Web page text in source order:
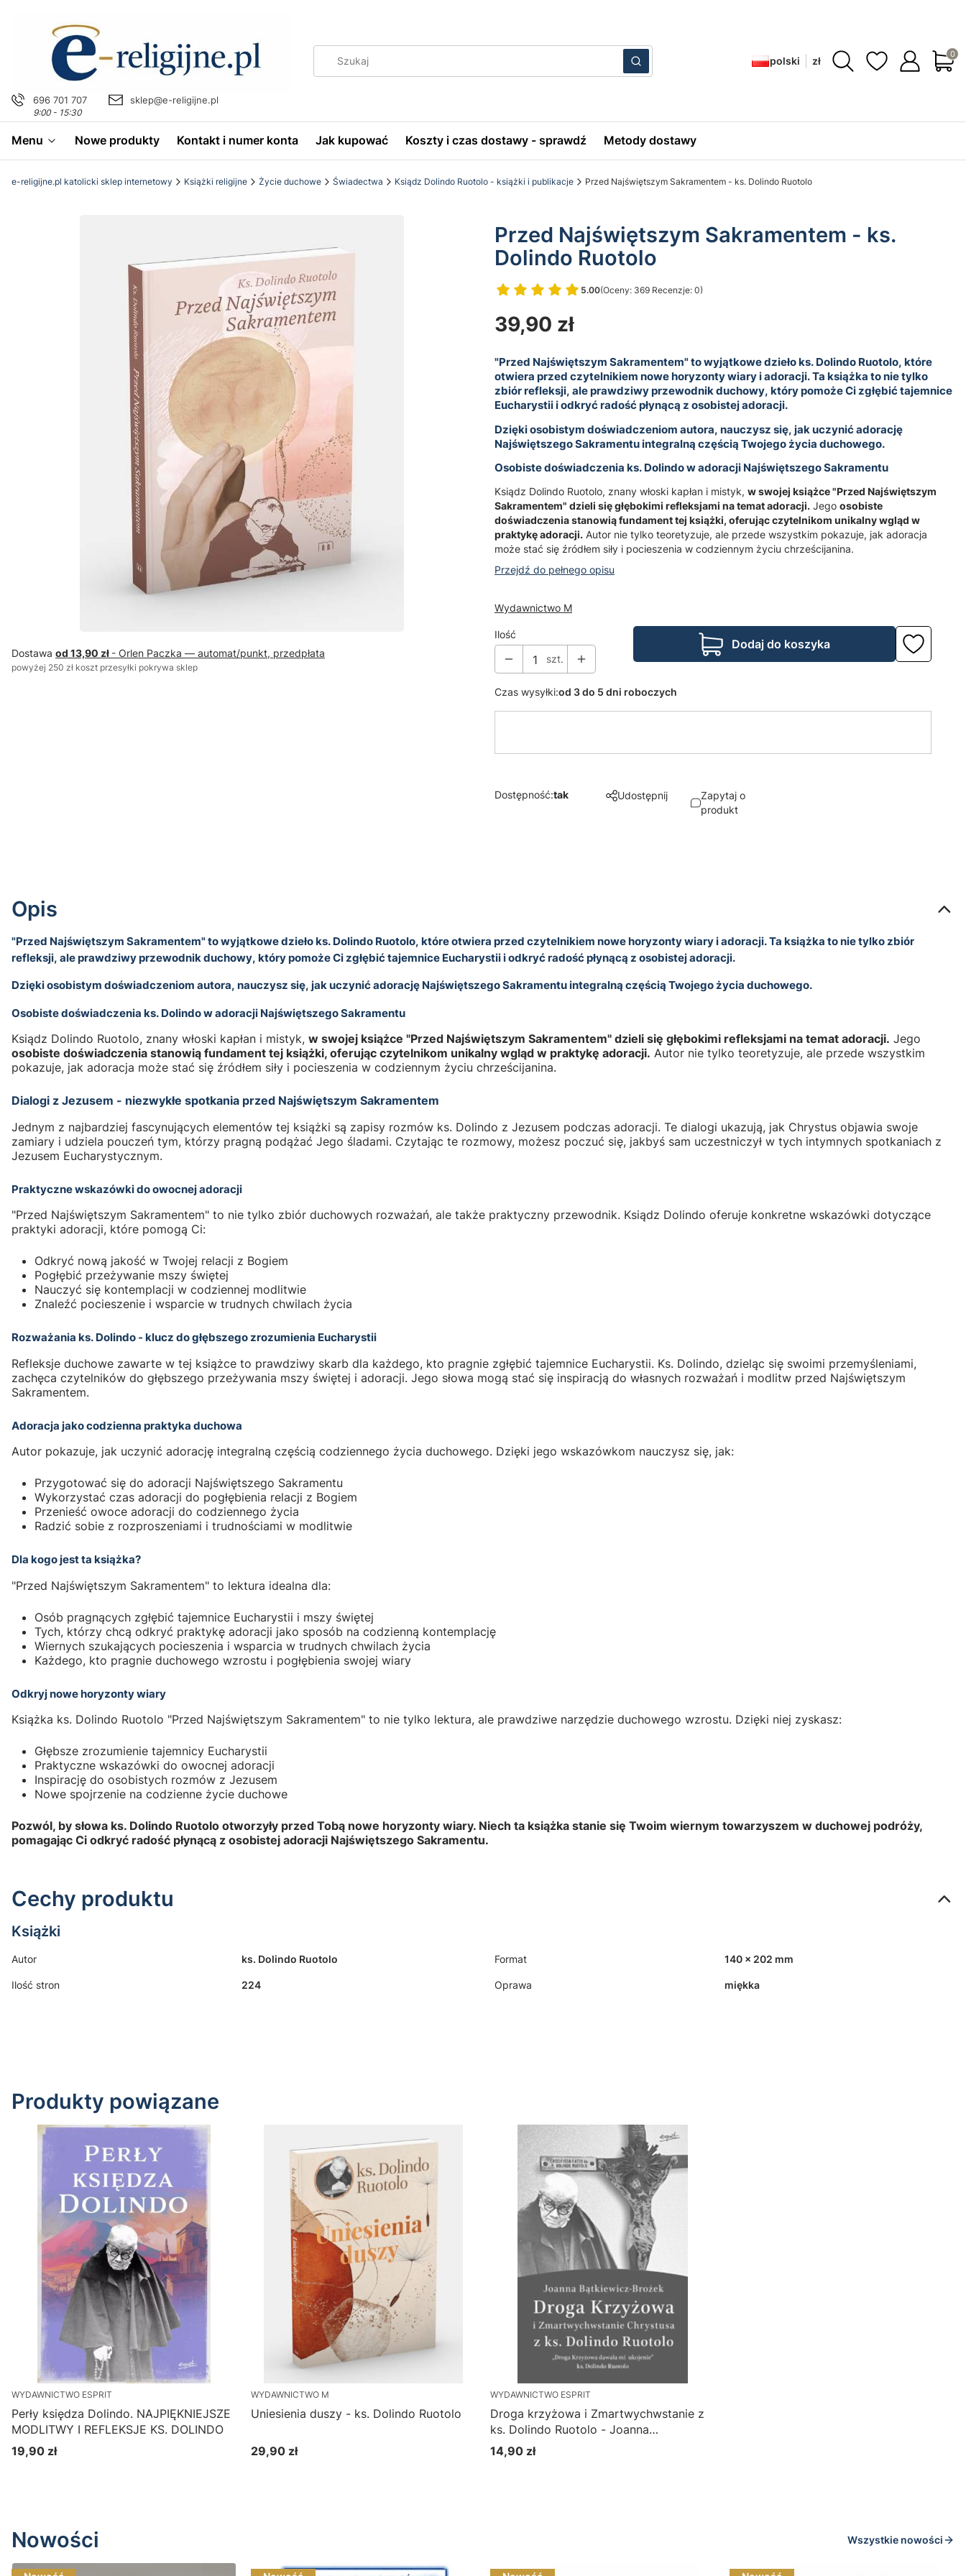
696 701 707
9:00 - 15:30
sklep@e-religijne.pl
WyczyśćSzukaj polski zł
Menu Nowe produkty Kontakt i numer konta Jak kupować Koszty i czas dostawy - sprawdź Metody dostawy
e-religijne.pl katolicki sklep internetowy Książki religijne Życie duchowe Świadectwa Ksiądz Dolindo Ruotolo - książki i publikacje Przed Najświętszym Sakramentem - ks. Dolindo Ruotolo
Dostawa od 13,90 zł - Orlen Paczka — automat/punkt, przedpłata
powyżej 250 zł koszt przesyłki pokrywa sklep
Przed Najświętszym Sakramentem - ks.
Dolindo Ruotolo
5.00(Oceny: 369 Recenzje: 0)
Przejdź do sekcji Opinie
Cena
39,90 zł
"Przed Najświętszym Sakramentem" to wyjątkowe dzieło ks. Dolindo Ruotolo, które
otwiera przed czytelnikiem nowe horyzonty wiary i adoracji. Ta książka to nie tylko
zbiór refleksji, ale prawdziwy przewodnik duchowy, który pomoże Ci zgłębić tajemnice
Eucharystii i odkryć radość płynącą z osobistej adoracji.
Dzięki osobistym doświadczeniom autora, nauczysz się, jak uczynić adorację
Najświętszego Sakramentu integralną częścią Twojego życia duchowego.
Osobiste doświadczenia ks. Dolindo w adoracji Najświętszego Sakramentu
Ksiądz Dolindo Ruotolo, znany włoski kapłan i mistyk, w swojej książce "Przed Najświętszym
Sakramentem" dzieli się głębokimi refleksjami na temat adoracji. Jego osobiste
doświadczenia stanowią fundament tej książki, oferując czytelnikom unikalny wgląd w
praktykę adoracji. Autor nie tylko teoretyzuje, ale przede wszystkim pokazuje, jak adoracja
może stać się źródłem siły i pocieszenia w codziennym życiu chrześcijanina.
Przejdź do pełnego opisu
Wydawnictwo M
Ilość
szt.
Dodaj do koszyka
Czas wysyłki:od 3 do 5 dni roboczych
Dostępność:tak Udostępnij
Zapytaj o
produkt
Opis
"Przed Najświętszym Sakramentem" to wyjątkowe dzieło ks. Dolindo Ruotolo, które otwiera przed czytelnikiem nowe horyzonty wiary i adoracji. Ta książka to nie tylko zbiór
refleksji, ale prawdziwy przewodnik duchowy, który pomoże Ci zgłębić tajemnice Eucharystii i odkryć radość płynącą z osobistej adoracji.
Dzięki osobistym doświadczeniom autora, nauczysz się, jak uczynić adorację Najświętszego Sakramentu integralną częścią Twojego życia duchowego.
Osobiste doświadczenia ks. Dolindo w adoracji Najświętszego Sakramentu
Ksiądz Dolindo Ruotolo, znany włoski kapłan i mistyk, w swojej książce "Przed Najświętszym Sakramentem" dzieli się głębokimi refleksjami na temat adoracji. Jego
osobiste doświadczenia stanowią fundament tej książki, oferując czytelnikom unikalny wgląd w praktykę adoracji. Autor nie tylko teoretyzuje, ale przede wszystkim
pokazuje, jak adoracja może stać się źródłem siły i pocieszenia w codziennym życiu chrześcijanina.
Dialogi z Jezusem - niezwykłe spotkania przed Najświętszym Sakramentem
Jednym z najbardziej fascynujących elementów tej książki są zapisy rozmów ks. Dolindo z Jezusem podczas adoracji. Te dialogi ukazują, jak Chrystus objawia swoje
zamiary i udziela pouczeń tym, którzy pragną podążać Jego śladami. Czytając te rozmowy, możesz poczuć się, jakbyś sam uczestniczył w tych intymnych spotkaniach z
Jezusem Eucharystycznym.
Praktyczne wskazówki do owocnej adoracji
"Przed Najświętszym Sakramentem" to nie tylko zbiór duchowych rozważań, ale także praktyczny przewodnik. Ksiądz Dolindo oferuje konkretne wskazówki dotyczące
praktyki adoracji, które pomogą Ci:
Odkryć nową jakość w Twojej relacji z Bogiem
Pogłębić przeżywanie mszy świętej
Nauczyć się kontemplacji w codziennej modlitwie
Znaleźć pocieszenie i wsparcie w trudnych chwilach życia
Rozważania ks. Dolindo - klucz do głębszego zrozumienia Eucharystii
Refleksje duchowe zawarte w tej książce to prawdziwy skarb dla każdego, kto pragnie zgłębić tajemnice Eucharystii. Ks. Dolindo, dzieląc się swoimi przemyśleniami,
zachęca czytelników do głębszego przeżywania mszy świętej i adoracji. Jego słowa mogą stać się inspiracją do własnych rozważań i modlitw przed Najświętszym
Sakramentem.
Adoracja jako codzienna praktyka duchowa
Autor pokazuje, jak uczynić adorację integralną częścią codziennego życia duchowego. Dzięki jego wskazówkom nauczysz się, jak:
Przygotować się do adoracji Najświętszego Sakramentu
Wykorzystać czas adoracji do pogłębienia relacji z Bogiem
Przenieść owoce adoracji do codziennego życia
Radzić sobie z rozproszeniami i trudnościami w modlitwie
Dla kogo jest ta książka?
"Przed Najświętszym Sakramentem" to lektura idealna dla:
Osób pragnących zgłębić tajemnice Eucharystii i mszy świętej
Tych, którzy chcą odkryć praktykę adoracji jako sposób na codzienną kontemplację
Wiernych szukających pocieszenia i wsparcia w trudnych chwilach życia
Każdego, kto pragnie duchowego wzrostu i pogłębienia swojej wiary
Odkryj nowe horyzonty wiary
Książka ks. Dolindo Ruotolo "Przed Najświętszym Sakramentem" to nie tylko lektura, ale prawdziwe narzędzie duchowego wzrostu. Dzięki niej zyskasz:
Głębsze zrozumienie tajemnicy Eucharystii
Praktyczne wskazówki do owocnej adoracji
Inspirację do osobistych rozmów z Jezusem
Nowe spojrzenie na codzienne życie duchowe
Pozwól, by słowa ks. Dolindo Ruotolo otworzyły przed Tobą nowe horyzonty wiary. Niech ta książka stanie się Twoim wiernym towarzyszem w duchowej podróży,
pomagając Ci odkryć radość płynącą z osobistej adoracji Najświętszego Sakramentu.
Cechy produktu
Książki
Autor ks. Dolindo Ruotolo Format 140 x 202 mm
Ilość stron 224 Oprawa miękka
Produkty powiązane
WYDAWNICTWO ESPRIT
Perły księdza Dolindo. NAJPIĘKNIEJSZE
MODLITWY I REFLEKSJE KS. DOLINDO
Cena
19,90 zł
WYDAWNICTWO M
Uniesienia duszy - ks. Dolindo Ruotolo
Cena
29,90 zł
WYDAWNICTWO ESPRIT
Droga krzyżowa i Zmartwychwstanie z
ks. Dolindo Ruotolo - Joanna
Bątkiewicz-Brożek
Cena
14,90 zł
Nowości Wszystkie nowości